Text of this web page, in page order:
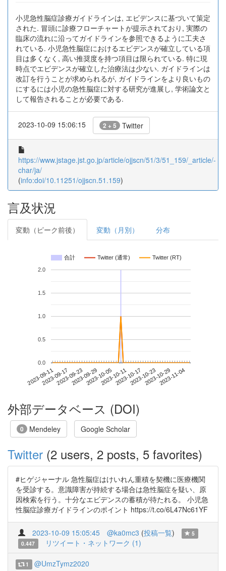
小児急性脳症診療ガイドラインは, エビデンスに基づいて策定
された. 冒頭に診療フローチャートが提示されており, 実際の
臨床の流れに沿ってガイドラインを参照できるように工夫さ
れている. 小児急性脳症におけるエビデンスが確立している項
目は多くなく, 高い推奨度を持つ項目は限られている. 特に現
時点でエビデンスが確立した治療法は少ない. ガイドラインは
改訂を行うことが求められるが, ガイドラインをより良いもの
にするには小児の急性脳症に対する研究が進展し, 学術論文と
して報告されることが必要である.
2023-10-09 15:06:15 2 + 5 Twitter
https://www.jstage.jst.go.jp/article/ojjscn/51/3/51_159/_article/-
char/ja/
(info:doi/10.11251/ojjscn.51.159)
言及状況
変動（ピーク前後） 変動（月別） 分布
合計 Twitter (通常) Twitter (RT)
2023-09-112023-09-172023-09-232023-09-292023-10-052023-10-112023-10-172023-10-232023-10-292023-11-04
0.0
0.5
1.0
1.5
2.0
外部データベース (DOI)
0 Mendeley Google Scholar
Twitter (2 users, 2 posts, 5 favorites)
#ヒゲジャーナル 急性脳症はけいれん重積を契機に医療機関
を受診する。意識障害が持続する場合は急性脳症を疑い、原
因検索を行う。十分なエビデンスの蓄積が待たれる。 小児急
性脳症診療ガイドラインのポイント https://t.co/6L47Nc61YF
2023-10-09 15:05:45 @ka0mc3 (投稿一覧)
5
0.447
リツイート・ネットワーク (1)
1 @UmzTymz2020